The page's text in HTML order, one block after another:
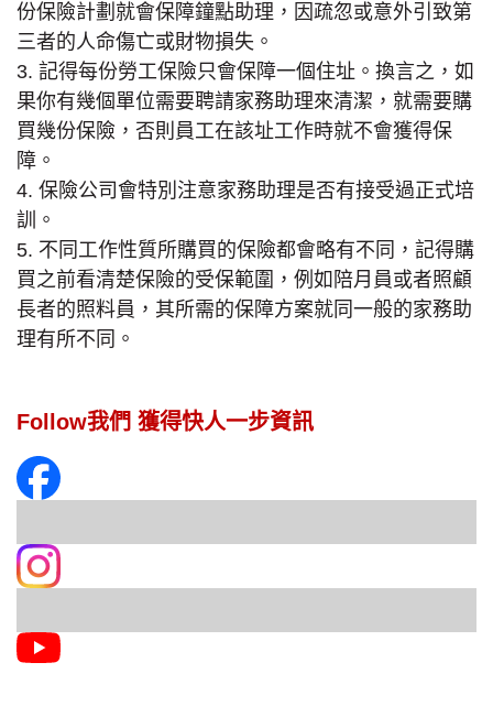
份保險計劃就會保障鐘點助理，因疏忽或意外引致第
三者的人命傷亡或財物損失。
3. 記得每份勞工保險只會保障一個住址。換言之，如
果你有幾個單位需要聘請家務助理來清潔，就需要購
買幾份保險，否則員工在該址工作時就不會獲得保
障。
4. 保險公司會特別注意家務助理是否有接受過正式培
訓。
5. 不同工作性質所購買的保險都會略有不同，記得購
買之前看清楚保險的受保範圍，例如陪月員或者照顧
長者的照料員，其所需的保障方案就同一般的家務助
理有所不同。
Follow我們 獲得快人一步資訊